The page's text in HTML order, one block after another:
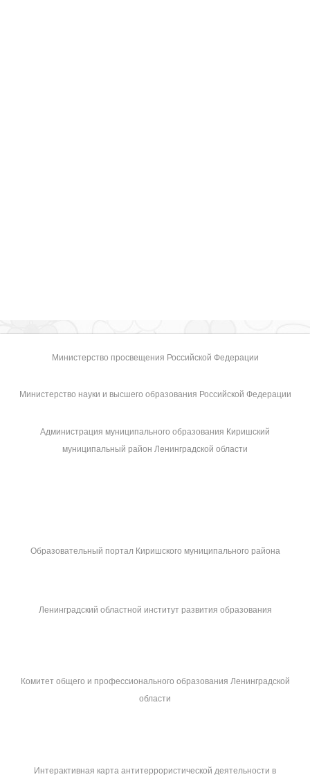
Министерство просвещения Российской Федерации
Министерство науки и высшего образования Российской Федерации
Администрация муниципального образования Киришский
муниципальный район Ленинградской области
Образовательный портал Киришского муниципального района
Ленинградский областной институт развития образования
Комитет общего и профессионального образования Ленинградской
области
Интерактивная карта антитеррористической деятельности в